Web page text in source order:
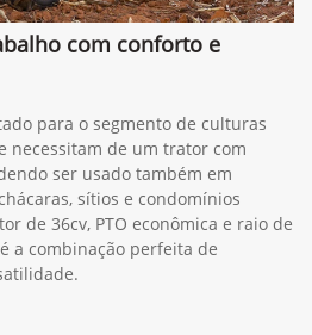
com conforto e
para o segmento de culturas
necessitam de um trator com
ser usado também em
sítios e condomínios
de 36cv, PTO econômica e raio de
a combinação perfeita de